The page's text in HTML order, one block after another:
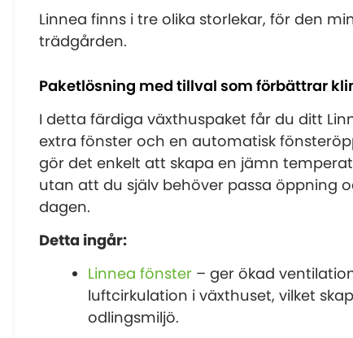
Linnea finns i tre olika storlekar, för den
trädgården.
Paketlösning med tillval som förbättrar
I detta färdiga växthuspaket får du ditt
extra fönster och en automatisk
gör det enkelt att skapa en jämn
utan att du själv behöver passa öppning
dagen.
Detta ingår:
Linnea fönster– ger ökad
luftcirkulation i växthuset, vilket
odlingsmiljö.